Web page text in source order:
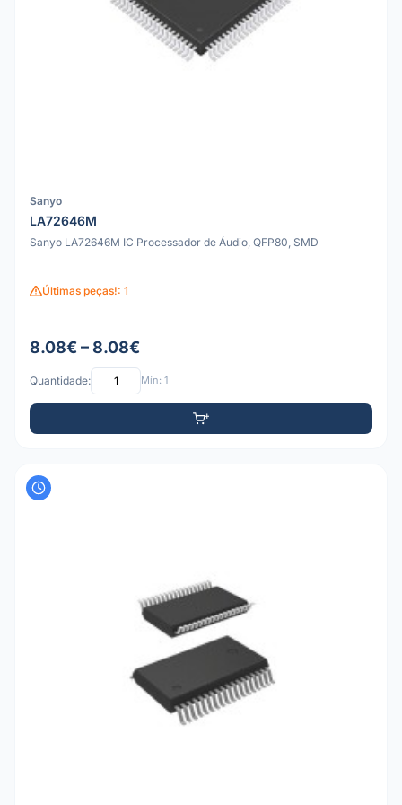
Sanyo
LA72646M
Sanyo LA72646M IC Processador de Áudio, QFP80, SMD
Últimas peças!: 1
8.08€ – 8.08€
Quantidade: Mín: 1